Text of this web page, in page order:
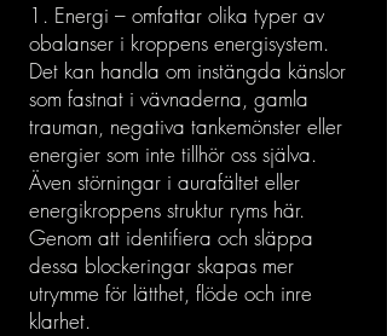
1. Energi – omfattar olika typer av
obalanser i kroppens energisystem.
Det kan handla om instängda känslor
som fastnat i vävnaderna, gamla
trauman, negativa tankemönster eller
energier som inte tillhör oss själva.
Även störningar i aurafältet eller
energikroppens struktur ryms här.
Genom att identifiera och släppa
dessa blockeringar skapas mer
utrymme för lätthet, flöde och inre
klarhet.